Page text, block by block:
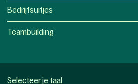
Bedrijfsuitjes
Teambuilding
Selecteer je taal